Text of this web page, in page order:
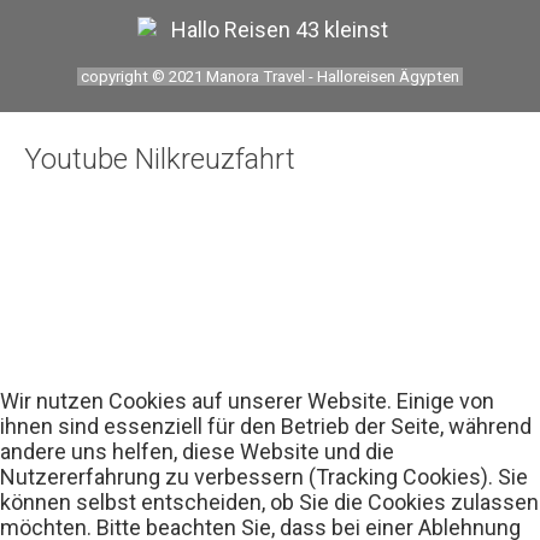
Rundfahrt durch die westliche Wüste
Reise - Mystisches Kairo
Luxor mit Esel und Fahrrad
Abu Simbel und Assuan Individuell
Transfers
Kontakt
copyright © 2021 Manora Travel - Halloreisen Ägypten
Youtube Nilkreuzfahrt
Wir nutzen Cookies auf unserer Website. Einige von
ihnen sind essenziell für den Betrieb der Seite, während
andere uns helfen, diese Website und die
Nutzererfahrung zu verbessern (Tracking Cookies). Sie
können selbst entscheiden, ob Sie die Cookies zulassen
möchten. Bitte beachten Sie, dass bei einer Ablehnung